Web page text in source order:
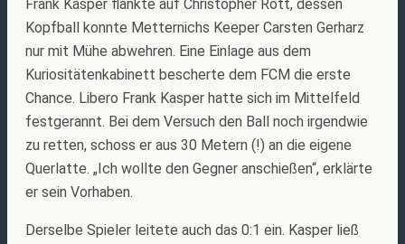
Frank Kasper flankte auf Christopher Rott, dessen
Kopfball konnte Metternichs Keeper Carsten Gerharz
nur mit Mühe abwehren. Eine Einlage aus dem
Kuriositätenkabinett bescherte dem FCM die erste
Chance. Libero Frank Kasper hatte sich im Mittelfeld
festgerannt. Bei dem Versuch den Ball noch irgendwie
zu retten, schoss er aus 30 Metern (!) an die eigene
Querlatte. „Ich wollte den Gegner anschießen“, erklärte
er sein Vorhaben.
Derselbe Spieler leitete auch das 0:1 ein. Kasper ließ